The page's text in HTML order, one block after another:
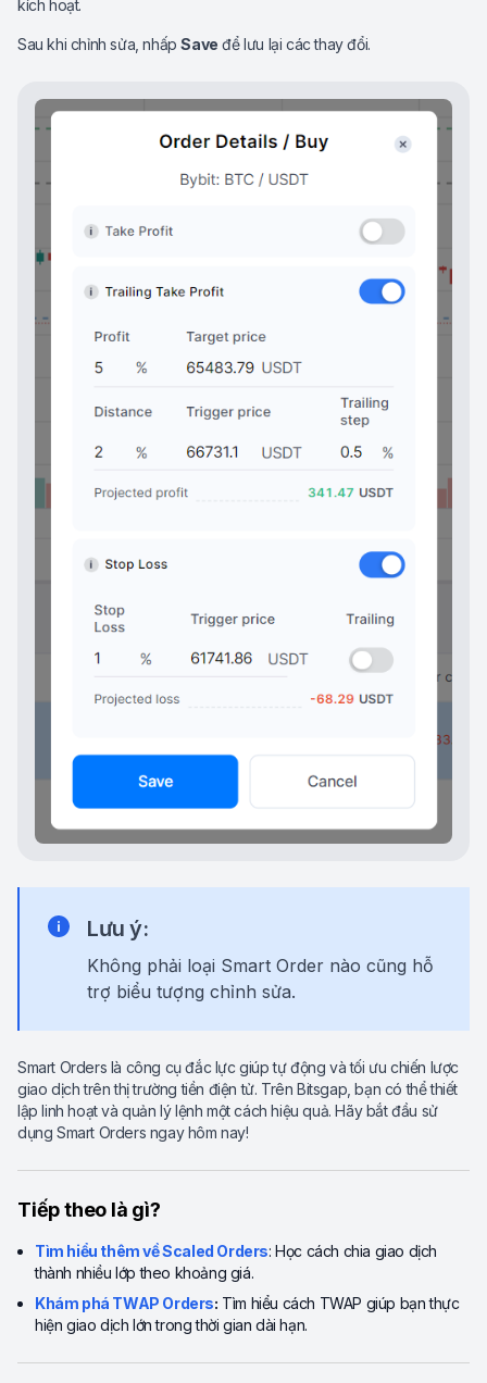
kích hoạt.
Sau khi chỉnh sửa, nhấpSave để lưu lại các thay đổi.
Lưu ý:
Không phải loại Smart Order nào cũng hỗ
trợ biểu tượng chỉnh sửa.
Smart Orders là công cụ đắc lực giúp tự động và tối ưu chiến lược
giao dịch trên thị trường tiền điện tử. Trên Bitsgap, bạn có thể thiết
lập linh hoạt và quản lý lệnh một cách hiệu quả. Hãy bắt đầu sử
dụng Smart Orders ngay hôm nay!
Tiếp theo là gì?
Tìm hiểu thêm về Scaled Orders: Học cách chia giao dịch
thành nhiều lớp theo khoảng giá.
Khám phá TWAP Orders: Tìm hiểu cách TWAP giúp bạn thực
hiện giao dịch lớn trong thời gian dài hạn.